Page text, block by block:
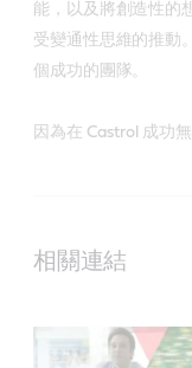
能，以及將創造性的
受變通性思維的推動
個成功的團隊。
因為在 Castrol 成功無
相關連結